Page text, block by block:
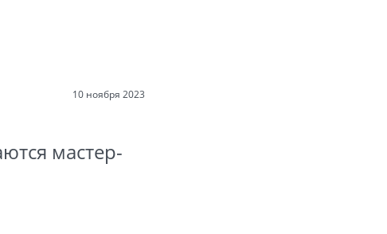
10 ноября 2023
мастер-